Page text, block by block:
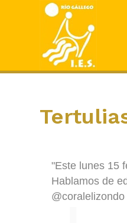
"Este lunes 15
Hablamos de